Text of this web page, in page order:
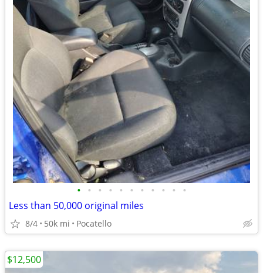
• • • • • • • • • • •
Less than 50,000 original miles
8/4 50k mi Pocatello
$12,500